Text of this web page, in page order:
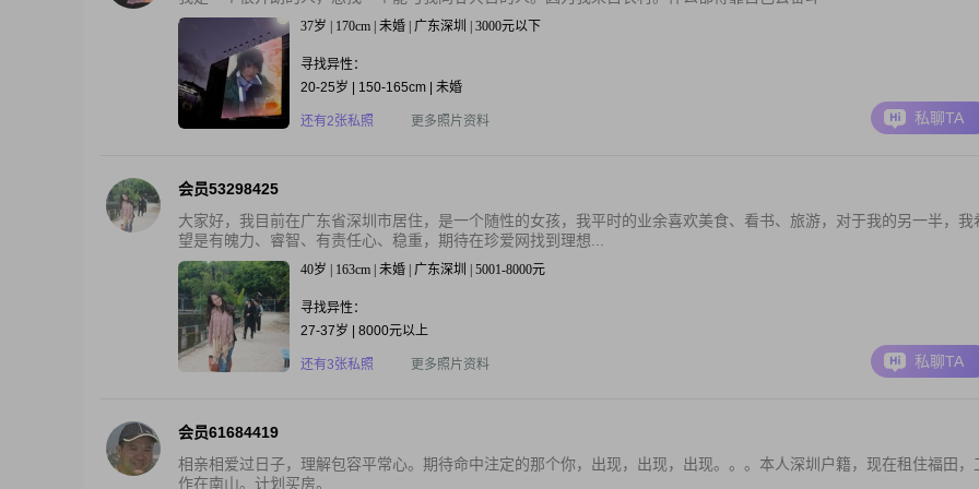
37岁 | 170cm | 未婚 | 广东深圳 | 3000元以下
寻找异性：
20-25岁 | 150-165cm | 未婚
还有2张私照 更多照片资料 私聊TA
会员53298425
大家好，我目前在广东省深圳市居住，是一个随性的女孩，我平时的业余喜欢美食、看书、旅游，对于我的另一半，我
望是有魄力、睿智、有责任心、稳重，期待在珍爱网找到理想...
40岁 | 163cm | 未婚 | 广东深圳 | 5001-8000元
寻找异性：
27-37岁 | 8000元以上
还有3张私照 更多照片资料 私聊TA
会员61684419
相亲相爱过日子，理解包容平常心。期待命中注定的那个你，出现，出现，出现。。。本人深圳户籍，现在租住福田，
作在南山。计划买房。